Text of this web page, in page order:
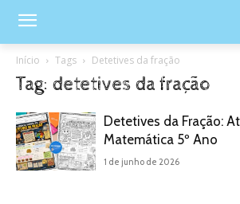
Início Tags Detetives da fração
Tag: detetives da fração
Detetives da Fração:
Matemática 5º Ano
1 de junho de 2026